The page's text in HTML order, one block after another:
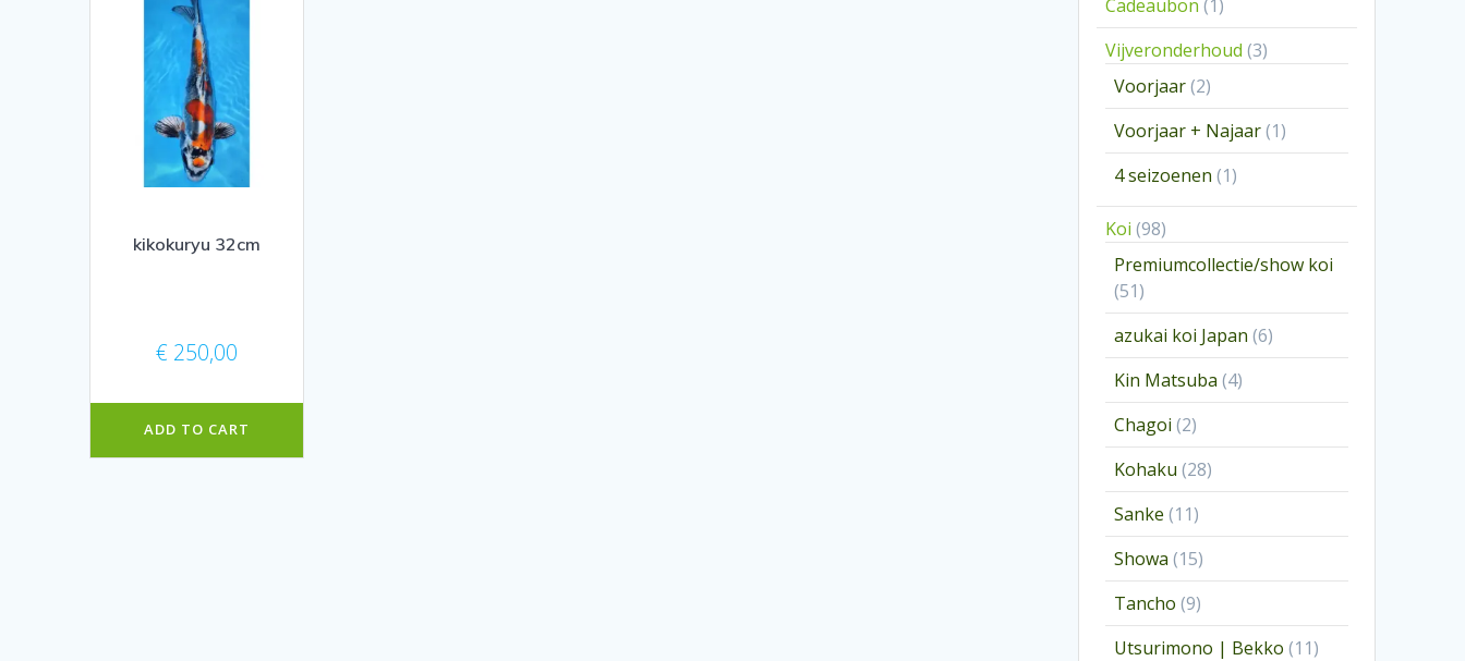
kikokuryu 32cm
€ 250,00
ADD TO CART
Cadeaubon 1
product
Vijveronderhoud 33
Voorjaar 22
producten
Voorjaar + Najaar 11
product
4 seizoenen 11
product
Koi 9898
producten
Premiumcollectie/show koi
5151
producten
azukai koi Japan 66
producten
Kin Matsuba 44
producten
Chagoi 22
producten
Kohaku 2828
producten
Sanke 1111
producten
Showa 1515
producten
Tancho 99
producten
Utsurimono | Bekko 1111